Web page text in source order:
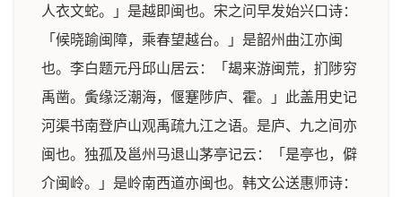
人衣文蛇。」是越即闽也。宋之问早发始兴口诗：
「候晓踰闽障，乘春望越台。」是韶州曲江亦闽
也。李白题元丹邱山居云：「朅来游闽荒，扪陟穷
禹凿。夤缘泛潮海，偃蹇陟庐、霍。」此盖用史记
河渠书南登庐山观禹疏九江之语。是庐、九之间亦
闽也。独孤及邕州马退山茅亭记云：「是亭也，僻
介闽岭。」是岭南西道亦闽也。韩文公送惠师诗：